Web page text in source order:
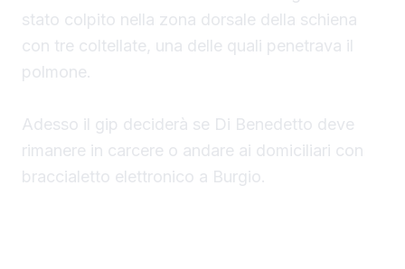
stato colpito nella zona dorsale della schiena
con tre coltellate, una delle quali penetrava il
polmone.
Adesso il gip deciderà se Di Benedetto deve
rimanere in carcere o andare ai domiciliari con
braccialetto elettronico a Burgio.